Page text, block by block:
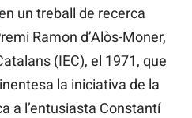
un treball de recerca
Ramon d’Alòs-Moner,
(IEC), el 1971, que
la iniciativa de la
a l’entusiasta Constantí